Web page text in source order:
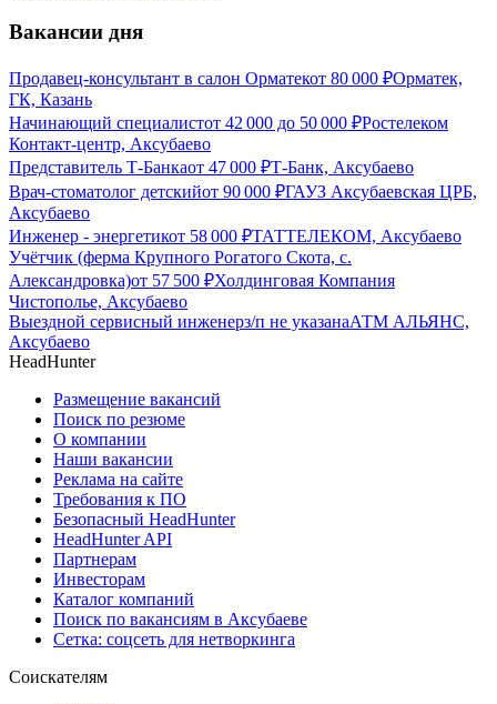
Вакансии дня
Продавец-консультант в салон Орматекот 80 000 ₽Орматек,
ГК, Казань
Начинающий специалистот 42 000 до 50 000 ₽Ростелеком
Контакт-центр, Аксубаево
Представитель Т-Банкаот 47 000 ₽Т-Банк, Аксубаево
Врач-стоматолог детскийот 90 000 ₽ГАУЗ Аксубаевская ЦРБ,
Аксубаево
Инженер - энергетикот 58 000 ₽ТАТТЕЛЕКОМ, Аксубаево
Учётчик (ферма Крупного Рогатого Скота, с.
Александровка)от 57 500 ₽Холдинговая Компания
Чистополье, Аксубаево
Выездной сервисный инженерз/п не указанаАТМ АЛЬЯНС,
Аксубаево
HeadHunter
Размещение вакансий
Поиск по резюме
О компании
Наши вакансии
Реклама на сайте
Требования к ПО
Безопасный HeadHunter
HeadHunter API
Партнерам
Инвесторам
Каталог компаний
Поиск по вакансиям в Аксубаеве
Сетка: соцсеть для нетворкинга
Соискателям